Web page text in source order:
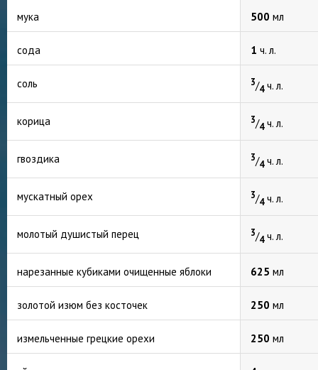
мука 500 мл
сода 1 ч. л.
соль 3/4 ч. л.
корица 3/4 ч. л.
гвоздика 3/4 ч. л.
мускатный орех 3/4 ч. л.
молотый душистый перец 3/4 ч. л.
нарезанные кубиками очищенные яблоки 625 мл
золотой изюм без косточек 250 мл
измельченные грецкие орехи 250 мл